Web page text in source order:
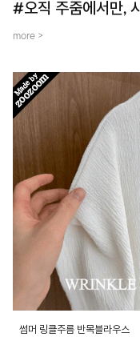
#오직 주줌에서만,
more >
썸머 링클주름 반목블라우스